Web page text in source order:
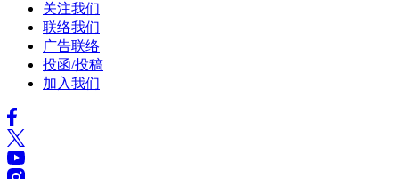
关注我们
联络我们
广告联络
投函/投稿
加入我们